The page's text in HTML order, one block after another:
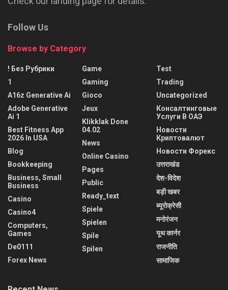
Follow Us
Browse by Category
! Без Рубрики
1
A16z Generative Ai
Adobe Generative
Ai 1
Best Fitness App
2026 In USA
Blog
Bookkeeping
Business, Small
Business
Casino
Casino4
Computers,
Games
De0111
Forex News
Game
Gaming
Gioco
Jeux
Klikklak Done
04.02
News
Online Casino
Pages
Public
Ready_text
Spiele
Spielen
Spile
Spilen
Test
Trading
Uncategorized
Консалтинговые
Услуги В ОАЭ
Новости
Криптовалют
Новости Форекс
उत्तराखंड
देश-विदेश
बड़ी खबर
ब्यूरोक्रेसी
मनोरंजन
यूथ कार्नर
राजनीति
सामाजिक